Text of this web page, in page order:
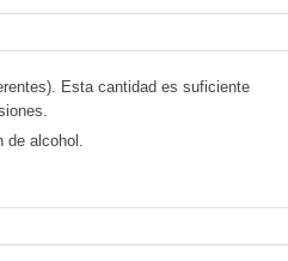
Esta cantidad es suficiente
de alcohol.